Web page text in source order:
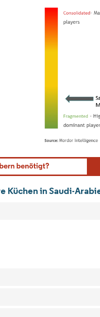
Bild © Mordor Intelligence.
Küchen in Saudi-